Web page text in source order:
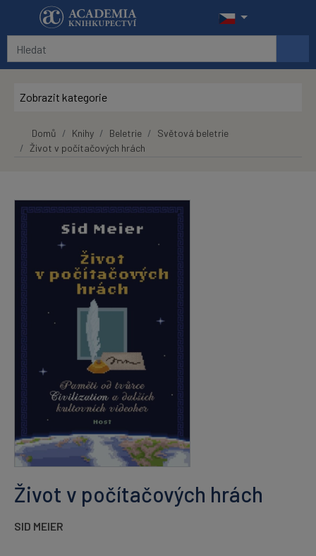
Přeskočit na hlavní obsah
Zobrazit kategorie
Domů Knihy Beletrie
Světová beletrie
Život v počítačových hrách
Život v počítačových hrách
SID MEIER